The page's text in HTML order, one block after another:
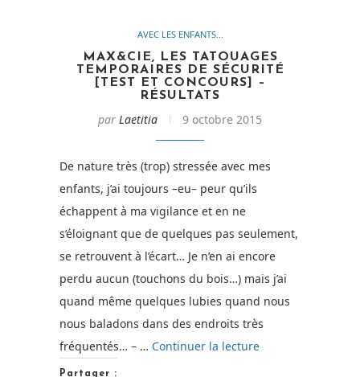
AVEC LES ENFANTS...
MAX&CIE, LES TATOUAGES
TEMPORAIRES DE SÉCURITÉ
[TEST ET CONCOURS] –
RÉSULTATS
par Laetitia 9 octobre 2015
De nature très (trop) stressée avec mes
enfants, j’ai toujours –eu– peur qu’ils
échappent à ma vigilance et en ne
s’éloignant que de quelques pas seulement,
se retrouvent à l’écart… Je n’en ai encore
perdu aucun (touchons du bois…) mais j’ai
quand même quelques lubies quand nous
nous baladons dans des endroits très
fréquentés… – … Continuer la lecturede
Partager :